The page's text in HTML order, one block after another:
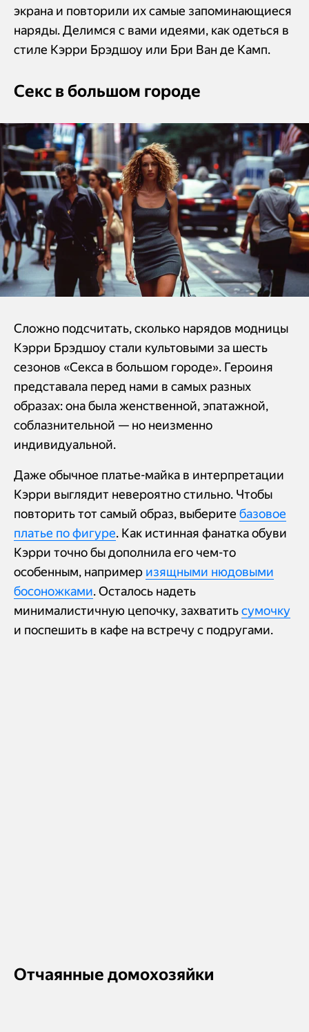
экрана и повторили их самые запоминающиеся
наряды. Делимся с вами идеями, как одеться в
стиле Кэрри Брэдшоу или Бри Ван де Камп.
Секс в большом городе
Сложно подсчитать, сколько нарядов модницы
Кэрри Брэдшоу стали культовыми за шесть
сезонов «Секса в большом городе». Героиня
представала перед нами в самых разных
образах: она была женственной, эпатажной,
соблазнительной — но неизменно
индивидуальной.
Даже обычное платье-майка в интерпретации
Кэрри выглядит невероятно стильно. Чтобы
повторить тот самый образ, выберите базовое
платье по фигуре. Как истинная фанатка обуви
Кэрри точно бы дополнила его чем-то
особенным, например изящными нюдовыми
босоножками. Осталось надеть
минималистичную цепочку, захватитьсумочку
и поспешить в кафе на встречу с подругами.
Отчаянные домохозяйки